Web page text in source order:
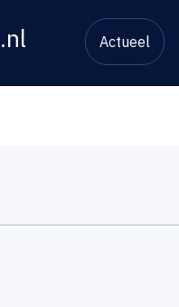
.nl Actueel